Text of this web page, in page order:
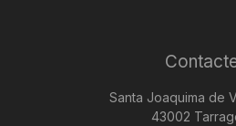
Santa Joaquima de
43002